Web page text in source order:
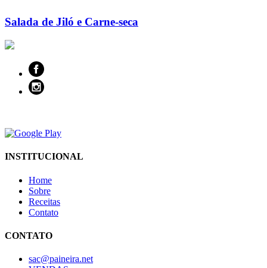
Salada de Jiló e Carne-seca
INSTITUCIONAL
Home
Sobre
Receitas
Contato
CONTATO
sac@paineira.net